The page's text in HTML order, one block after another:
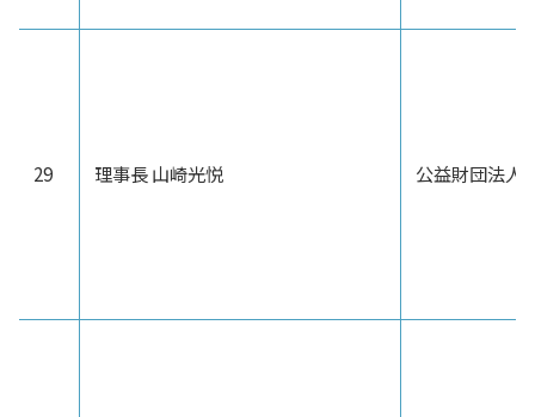
29 理事長 山崎光悦 公益財団法人